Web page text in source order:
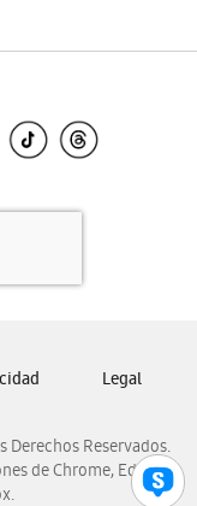
Reservados.
de Chrome, Edge,
Legal